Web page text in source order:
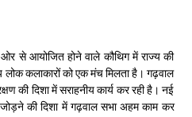
Day 11 May
से आयोजित होने वाले कौथिग में राज्य की
लोक कलाकारों को एक मंच मिलता है। गढ़वाल
की दिशा में सराहनीय कार्य कर रही है। नई
की दिशा में गढ़वाल सभा अहम काम कर